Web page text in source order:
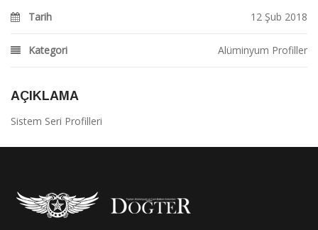
Tarih 12 Şub 2018
Kategori Alüminyum Profiller
AÇIKLAMA
Sistem Seri Profilleri